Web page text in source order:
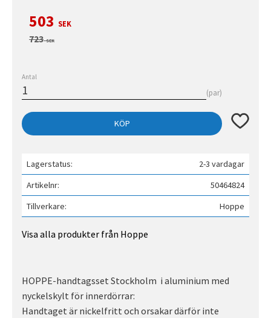
Nedsatt pris:
503 SEK
Ordinarie pris:
723SEK
Antal
par
KÖP Lägg till
Lagerstatus
2-3 vardagar
Artikelnr
50464824
Tillverkare
Hoppe
Visa alla produkter från Hoppe
HOPPE-handtagsset Stockholm i aluminium med
nyckelskylt för innerdörrar:
Handtaget är nickelfritt och orsakar därför inte